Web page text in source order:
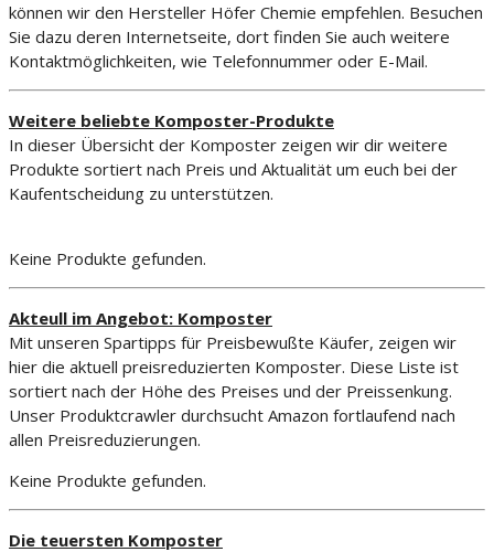
können wir den Hersteller Höfer Chemie empfehlen. Besuchen
Sie dazu deren Internetseite, dort finden Sie auch weitere
Kontaktmöglichkeiten, wie Telefonnummer oder E-Mail.
Weitere beliebte Komposter-Produkte
In dieser Übersicht der Komposter zeigen wir dir weitere
Produkte sortiert nach Preis und Aktualität um euch bei der
Kaufentscheidung zu unterstützen.
Keine Produkte gefunden.
Akteull im Angebot: Komposter
Mit unseren Spartipps für Preisbewußte Käufer, zeigen wir
hier die aktuell preisreduzierten Komposter. Diese Liste ist
sortiert nach der Höhe des Preises und der Preissenkung.
Unser Produktcrawler durchsucht Amazon fortlaufend nach
allen Preisreduzierungen.
Keine Produkte gefunden.
Die teuersten Komposter